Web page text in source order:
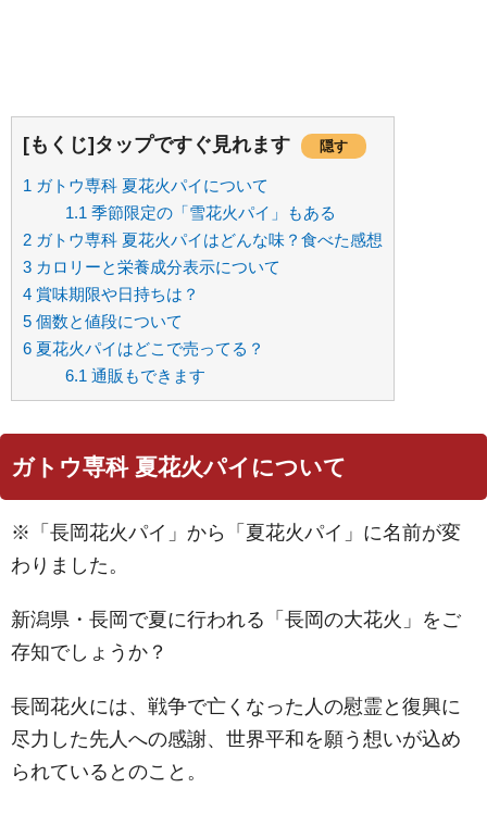
[もくじ]タップですぐ見れます 隠す
1 ガトウ専科 夏花火パイについて
1.1 季節限定の「雪花火パイ」もある
2 ガトウ専科 夏花火パイはどんな味？食べた感想
3 カロリーと栄養成分表示について
4 賞味期限や日持ちは？
5 個数と値段について
6 夏花火パイはどこで売ってる？
6.1 通販もできます
ガトウ専科 夏花火パイについて
※「長岡花火パイ」から「夏花火パイ」に名前が変
わりました。
新潟県・長岡で夏に行われる「長岡の大花火」をご
存知でしょうか？
長岡花火には、戦争で亡くなった人の慰霊と復興に
尽力した先人への感謝、世界平和を願う想いが込め
られているとのこと。